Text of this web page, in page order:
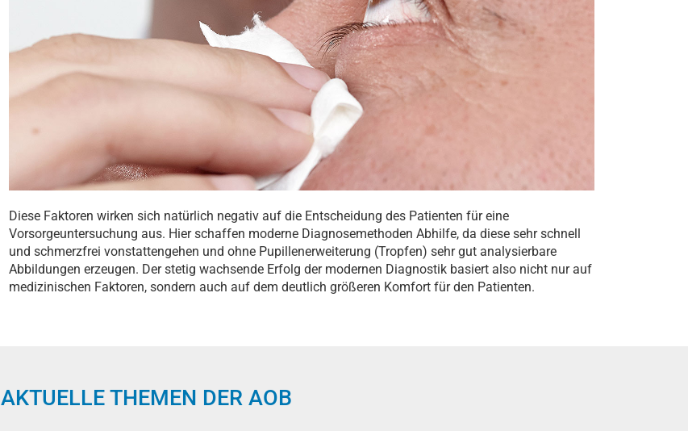
Diese Faktoren wirken sich natürlich negativ auf die Entscheidung des Patienten für eine
Vorsorgeuntersuchung aus. Hier schaffen moderne Diagnosemethoden Abhilfe, da diese sehr schnell
und schmerzfrei vonstattengehen und ohne Pupillenerweiterung (Tropfen) sehr gut analysierbare
Abbildungen erzeugen. Der stetig wachsende Erfolg der modernen Diagnostik basiert also nicht nur auf
medizinischen Faktoren, sondern auch auf dem deutlich größeren Komfort für den Patienten.
AKTUELLE THEMEN DER AOB